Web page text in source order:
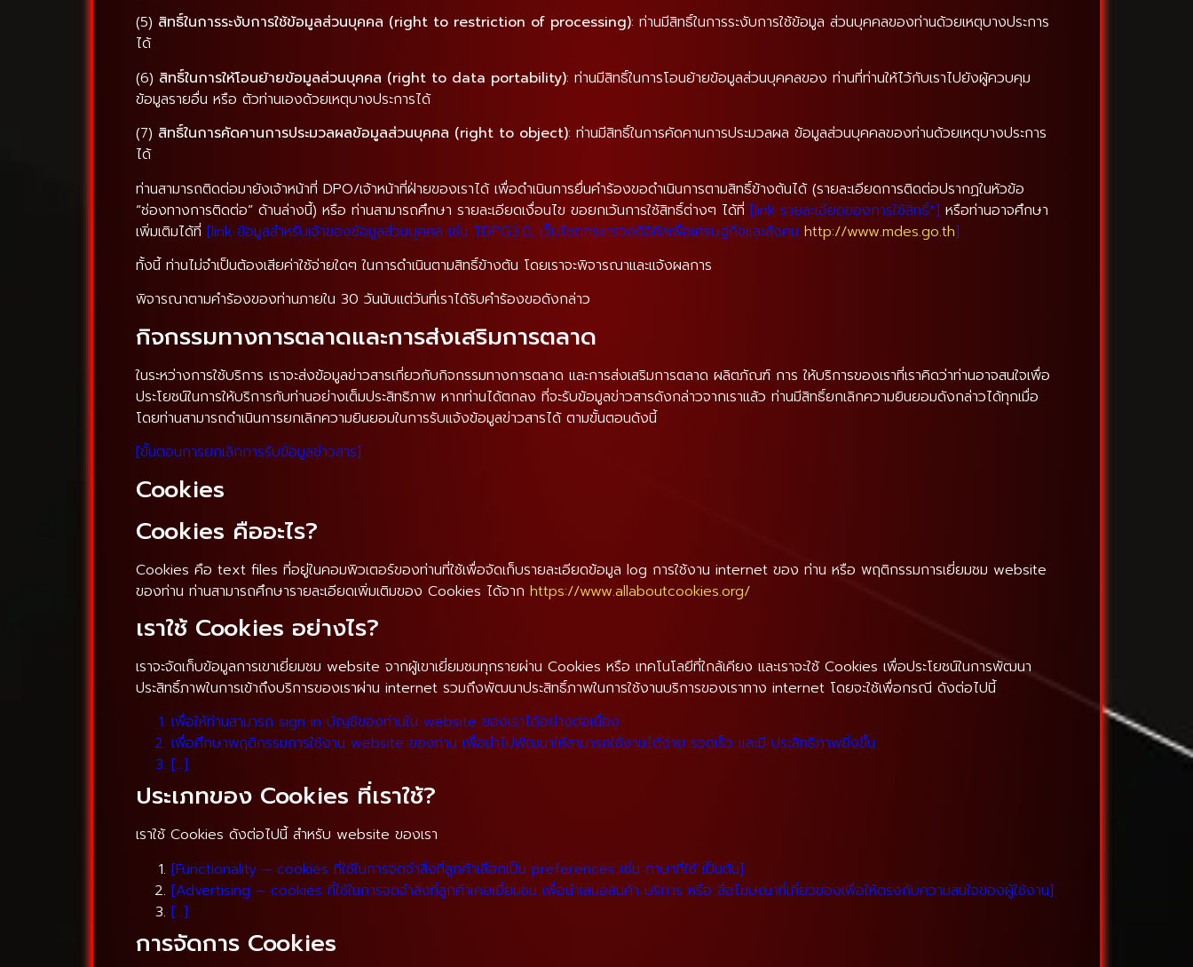
(5) สิทธิ์ในการระงับการใช้ข้อมูลส่วนบุคคล (right to restriction of processing): ท่านมีสิทธิ์ในการระงับการใช้ข้อมูล ส่วนบุคคลของท่านด้วยเหตุบางประการ
ได้
(6) สิทธิ์ในการให้โอนย้ายข้อมูลส่วนบุคคล (right to data portability): ท่านมีสิทธิ์ในการโอนย้ายข้อมูลส่วนบุคคลของ ท่านที่ท่านให้ไว้กับเราไปยังผู้ควบคุม
ข้อมูลรายอื่น หรือ ตัวท่านเองด้วยเหตุบางประการได้
(7) สิทธิ์ในการคัดคานการประมวลผลข้อมูลส่วนบุคคล (right to object): ท่านมีสิทธิ์ในการคัดคานการประมวลผล ข้อมูลส่วนบุคคลของท่านด้วยเหตุบางประการ
ได้
ท่านสามารถติดต่อมายังเจ้าหน้าที่ DPO/เจ้าหน้าที่ฝ่ายของเราได้ เพื่อดำเนินการยื่นคำร้องขอดำเนินการตามสิทธิ์ข้างต้นได้ (รายละเอียดการติดต่อปรากฏในหัวข้อ
“ช่องทางการติดต่อ” ด้านล่างนี้) หรือ ท่านสามารถศึกษา รายละเอียดเงื่อนไข ขอยกเว้นการใช้สิทธิ์ต่างๆ ได้ที่ [link รายละเอียดของการใช้สิทธิ์*] หรือท่านอาจศึกษา
เพิ่มเติมได้ที่ [link ข้อมูลสำหรับเจ้าของข้อมูลส่วนบุคคล เช่น TDPG3.0, เว็บไซตกระทรวงดิจิทัลเพื่อเศรษฐกิจและสังคม http://www.mdes.go.th]
ทั้งนี้ ท่านไม่จำเป็นต้องเสียค่าใช้จ่ายใดๆ ในการดำเนินตามสิทธิ์ข้างต้น โดยเราจะพิจารณาและแจ้งผลการ
พิจารณาตามคำร้องของท่านภายใน 30 วันนับแต่วันที่เราได้รับคำร้องขอดังกล่าว
กิจกรรมทางการตลาดและการส่งเสริมการตลาด
ในระหว่างการใช้บริการ เราจะส่งข้อมูลข่าวสารเกี่ยวกับกิจกรรมทางการตลาด และการส่งเสริมการตลาด ผลิตภัณฑ์ การ ให้บริการของเราที่เราคิดว่าท่านอาจสนใจเพื่อ
ประโยชน์ในการให้บริการกับท่านอย่างเต็มประสิทธิภาพ หากท่านได้ตกลง ที่จะรับข้อมูลข่าวสารดังกล่าวจากเราแล้ว ท่านมีสิทธิ์ยกเลิกความยินยอมดังกล่าวได้ทุกเมื่อ
โดยท่านสามารถดำเนินการยกเลิกความยินยอมในการรับแจ้งข้อมูลข่าวสารได้ ตามขั้นตอนดังนี้
[ขั้นตอนการยกเลิกการรับข้อมูลข่าวสาร]
Cookies
Cookies คืออะไร?
Cookies คือ text files ที่อยู่ในคอมพิวเตอร์ของท่านที่ใช้เพื่อจัดเก็บรายละเอียดข้อมูล log การใช้งาน internet ของ ท่าน หรือ พฤติกรรมการเยี่ยมชม website
ของท่าน ท่านสามารถศึกษารายละเอียดเพิ่มเติมของ Cookies ได้จาก https://www.allaboutcookies.org/
เราใช้ Cookies อย่างไร?
เราจะจัดเก็บข้อมูลการเขาเยี่ยมชม website จากผู้เขาเยี่ยมชมทุกรายผ่าน Cookies หรือ เทคโนโลยีที่ใกล้เคียง และเราจะใช้ Cookies เพื่อประโยชน์ในการพัฒนา
ประสิทธิ์ภาพในการเข้าถึงบริการของเราผ่าน internet รวมถึงพัฒนาประสิทธิ์ภาพในการใช้งานบริการของเราทาง internet โดยจะใช้เพื่อกรณี ดังต่อไปนี้
เพื่อให้ท่านสามารถ sign in บัญชีของท่านใน website ของเราได้อย่างต่อเนื่อง
เพื่อศึกษาพฤติกรรมการใช้งาน website ของท่าน เพื่อนำไปพัฒนาให้สามารถใช้งานได้ง่าย รวดเร็ว และมี ประสิทธิภาพยิ่งขึ้น
[…]
ประเภทของ Cookies ที่เราใช้?
เราใช้ Cookies ดังต่อไปนี้ สำหรับ website ของเรา
[Functionality – cookies ที่ใช้ในการจดจำสิ่งที่ลูกค้าเลือกเป็น preferences เช่น ภาษาที่ใช้ เป็นต้น]
[Advertising – cookies ที่ใช้ในการจดจำสิ่งที่ลูกค้าเคยเยี่ยมชม เพื่อนำเสนอสินค้า บริการ หรือ สื่อโฆษณาที่เกี่ยวของเพื่อให้ตรงกับความสนใจของผู้ใช้งาน]
[…]
การจัดการ Cookies